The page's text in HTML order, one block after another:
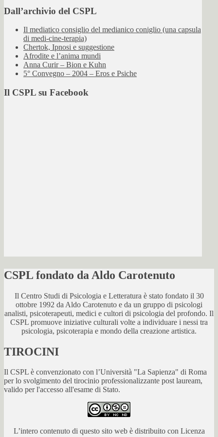
Dall’archivio del CSPL
Il mediatico consiglio del medianico coniglio (una capsula
di medi-cine-terapia)
Chertok, Ipnosi e suggestione
Afrodite e l’anima mundi
Anna Curir – Bion e Kuhn
5° Convegno – 2004 – Eros e Psiche
Il CSPL su Facebook
CSPL fondato da Aldo Carotenuto
Il Centro Studi di Psicologia e Letteratura è stato fondato il 30
ottobre 1992 da Aldo Carotenuto e da un gruppo di psicologi
analisti, psicoterapeuti, medici e cultori di psicologia del profondo. Il
CSPL promuove iniziative culturali volte a individuare i nessi tra
psicologia, psicoterapia e mondo della creazione artistica.
TIROCINI
Il CSPL è convenzionato con l’Università "La Sapienza" di Roma
per lo svolgimento del tirocinio professionalizzante post lauream,
valido per l'accesso all'esame di Stato.
L’intero contenuto di questo sito web è distribuito con Licenza